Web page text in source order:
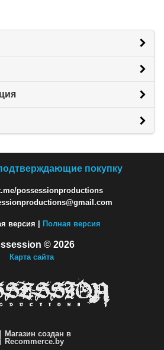
покупку
possessionproductions
версия | Полная версия
© 2026
Карта сайта
Магазин создан в
Recommerce.by